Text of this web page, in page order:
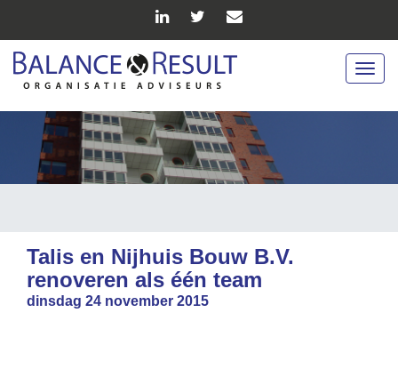
Talis en Nijhuis Bouw B.V.
renoveren als één team
dinsdag 24 november 2015